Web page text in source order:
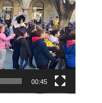
00:45